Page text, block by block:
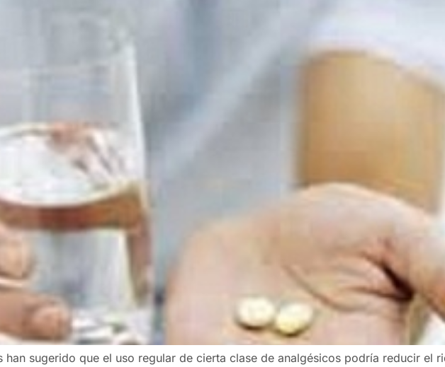
han sugerido que el uso regular de cierta clase de analgésicos podría reducir el